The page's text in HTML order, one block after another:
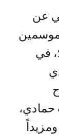
عن
إضافيين، ليمتد إلى غاية يونيو 2028، في
حمادي،